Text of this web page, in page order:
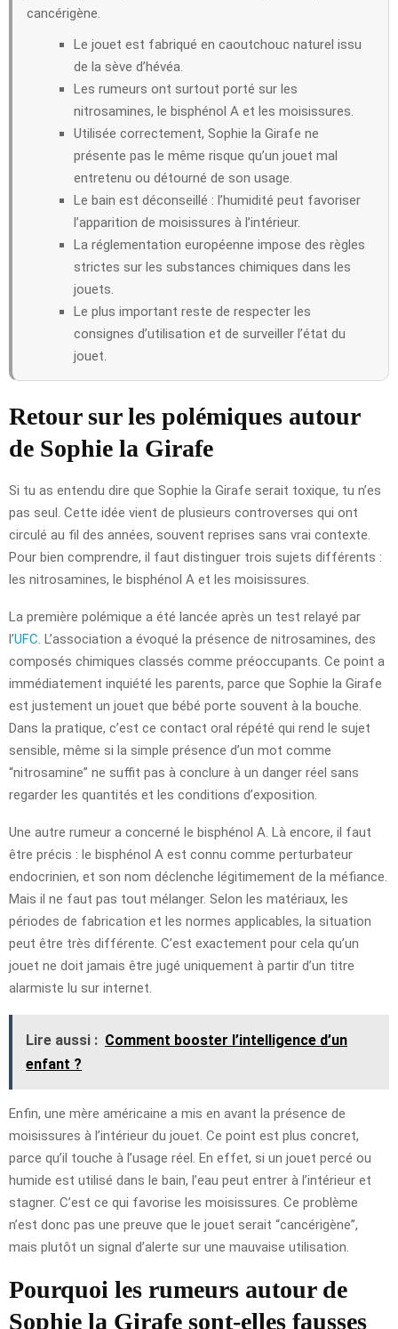
cancérigène.
Le jouet est fabriqué en caoutchouc naturel issu
de la sève d’hévéa.
Les rumeurs ont surtout porté sur les
nitrosamines, le bisphénol A et les moisissures.
Utilisée correctement, Sophie la Girafe ne
présente pas le même risque qu’un jouet mal
entretenu ou détourné de son usage.
Le bain est déconseillé : l’humidité peut favoriser
l’apparition de moisissures à l’intérieur.
La réglementation européenne impose des règles
strictes sur les substances chimiques dans les
jouets.
Le plus important reste de respecter les
consignes d’utilisation et de surveiller l’état du
jouet.
Retour sur les polémiques autour
de Sophie la Girafe
Si tu as entendu dire que Sophie la Girafe serait toxique, tu n’es
pas seul. Cette idée vient de plusieurs controverses qui ont
circulé au fil des années, souvent reprises sans vrai contexte.
Pour bien comprendre, il faut distinguer trois sujets différents :
les nitrosamines, le bisphénol A et les moisissures.
La première polémique a été lancée après un test relayé par
l’UFC . L’association a évoqué la présence de nitrosamines, des
composés chimiques classés comme préoccupants. Ce point a
immédiatement inquiété les parents, parce que Sophie la Girafe
est justement un jouet que bébé porte souvent à la bouche.
Dans la pratique, c’est ce contact oral répété qui rend le sujet
sensible, même si la simple présence d’un mot comme
“nitrosamine” ne suffit pas à conclure à un danger réel sans
regarder les quantités et les conditions d’exposition.
Une autre rumeur a concerné le bisphénol A. Là encore, il faut
être précis : le bisphénol A est connu comme perturbateur
endocrinien, et son nom déclenche légitimement de la méfiance.
Mais il ne faut pas tout mélanger. Selon les matériaux, les
périodes de fabrication et les normes applicables, la situation
peut être très différente. C’est exactement pour cela qu’un
jouet ne doit jamais être jugé uniquement à partir d’un titre
alarmiste lu sur internet.
Lire aussi : Comment booster l’intelligence d’un
enfant ?
Enfin, une mère américaine a mis en avant la présence de
moisissures à l’intérieur du jouet. Ce point est plus concret,
parce qu’il touche à l’usage réel. En effet, si un jouet percé ou
humide est utilisé dans le bain, l’eau peut entrer à l’intérieur et
stagner. C’est ce qui favorise les moisissures. Ce problème
n’est donc pas une preuve que le jouet serait “cancérigène”,
mais plutôt un signal d’alerte sur une mauvaise utilisation.
Pourquoi les rumeurs autour de
Sophie la Girafe sont-elles fausses